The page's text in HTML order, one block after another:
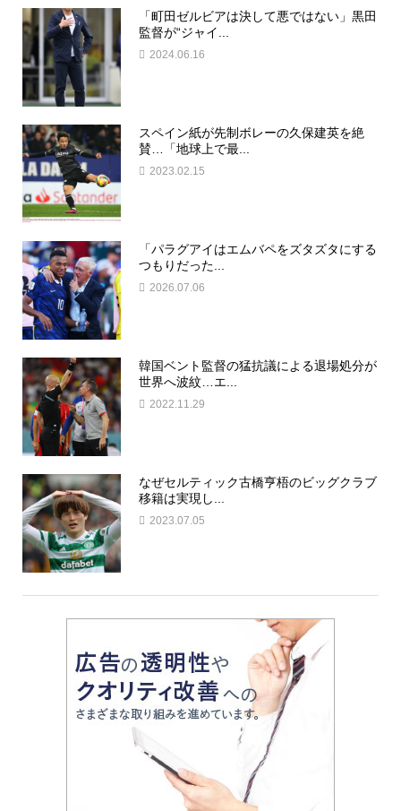
「町田ゼルビアは決して悪ではない」黒田
監督が“ジャイ...
2024.06.16
スペイン紙が先制ボレーの久保建英を絶
賛…「地球上で最...
2023.02.15
「パラグアイはエムバペをズタズタにする
つもりだった...
2026.07.06
韓国ベント監督の猛抗議による退場処分が
世界へ波紋…エ...
2022.11.29
なぜセルティック古橋亨梧のビッグクラブ
移籍は実現し...
2023.07.05